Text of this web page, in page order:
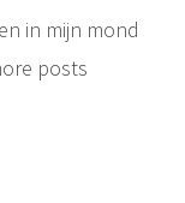
in mijn mond
posts